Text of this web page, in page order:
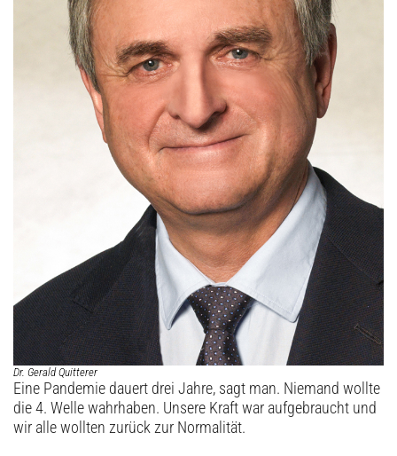
Dr. Gerald Quitterer
Eine Pandemie dauert drei Jahre, sagt man. Niemand wollte
die 4. Welle wahrhaben. Unsere Kraft war aufgebraucht und
wir alle wollten zurück zur Normalität.